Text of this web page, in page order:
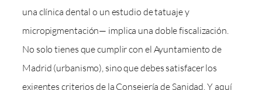
una clínica dental o un estudio de tatuaje y
micropigmentación— implica una doble fiscalización.
No solo tienes que cumplir con el Ayuntamiento de
Madrid (urbanismo), sino que debes satisfacer los
exigentes criterios de la Consejería de Sanidad. Y aquí